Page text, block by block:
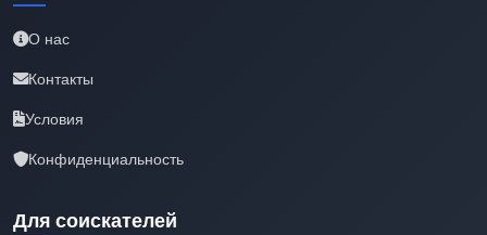
О нас
Контакты
Условия
Конфиденциальность
Для соискателей